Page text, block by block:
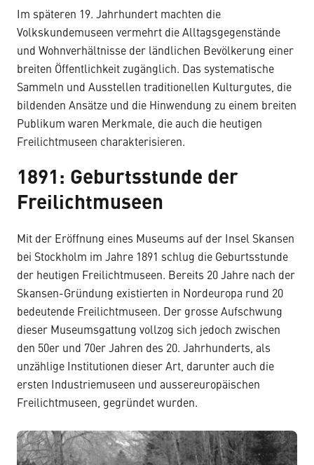
Im späteren 19. Jahrhundert machten die
Volkskundemuseen vermehrt die Alltagsgegenstände
und Wohnverhältnisse der ländlichen Bevölkerung einer
breiten Öffentlichkeit zugänglich. Das systematische
Sammeln und Ausstellen traditionellen Kulturgutes, die
bildenden Ansätze und die Hinwendung zu einem breiten
Publikum waren Merkmale, die auch die heutigen
Freilichtmuseen charakterisieren.
1891: Geburtsstunde der
Freilichtmuseen
Mit der Eröffnung eines Museums auf der Insel Skansen
bei Stockholm im Jahre 1891 schlug die Geburtsstunde
der heutigen Freilichtmuseen. Bereits 20 Jahre nach der
Skansen-Gründung existierten in Nordeuropa rund 20
bedeutende Freilichtmuseen. Der grosse Aufschwung
dieser Museumsgattung vollzog sich jedoch zwischen
den 50er und 70er Jahren des 20. Jahrhunderts, als
unzählige Institutionen dieser Art, darunter auch die
ersten Industriemuseen und aussereuropäischen
Freilichtmuseen, gegründet wurden.